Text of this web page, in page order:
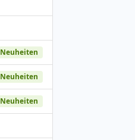
Neuheiten
Neuheiten
Neuheiten